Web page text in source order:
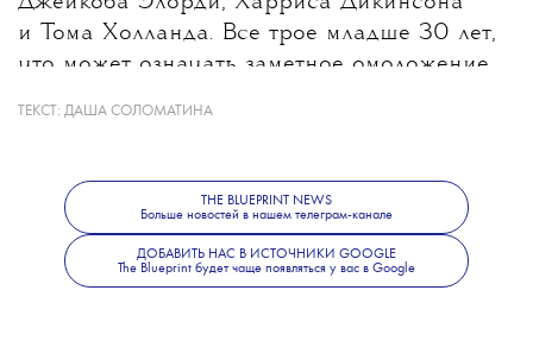
и Тома Холланда. Все трое младше 30 лет,
что может означать заметное омоложение
не исключают, что роль получит
неизвестный широкой публике актер.
Режиссером следующего фильма станет
Дени Вильнев.
ТЕКСТ: ДАША СОЛОМАТИНА
THE BLUEPRINT NEWS
Больше новостей в нашем телеграм-канале
ДОБАВИТЬ НАС В ИСТОЧНИКИ GOOGLE
The Blueprint будет чаще появляться у вас в Google